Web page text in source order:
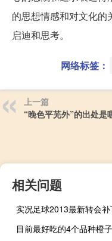
的思想情感和对文化的
启迪和思考。
网络标签：
上一篇
“晚色平芜外”的出处是
相关问题
目前最好吃的4个品种橙子